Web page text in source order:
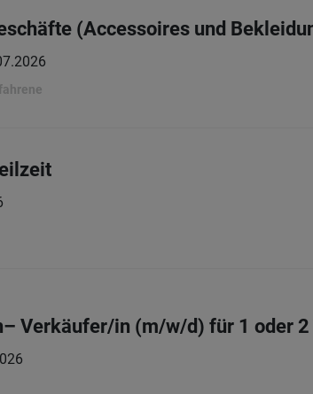
(Accessoires und
Verkäufer/in (m/w/d) für 1 oder 2